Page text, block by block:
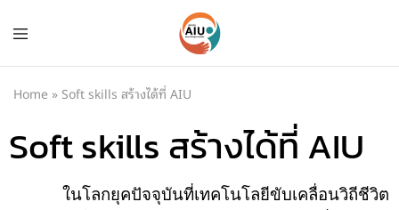
Home » Soft skills สร้างได้ที่ AIU
Soft skills สร้างได้ที่ AIU
ในโลกยุคปัจจุบันที่เทคโนโลยีขับเคลื่อนวิถีชีวิต